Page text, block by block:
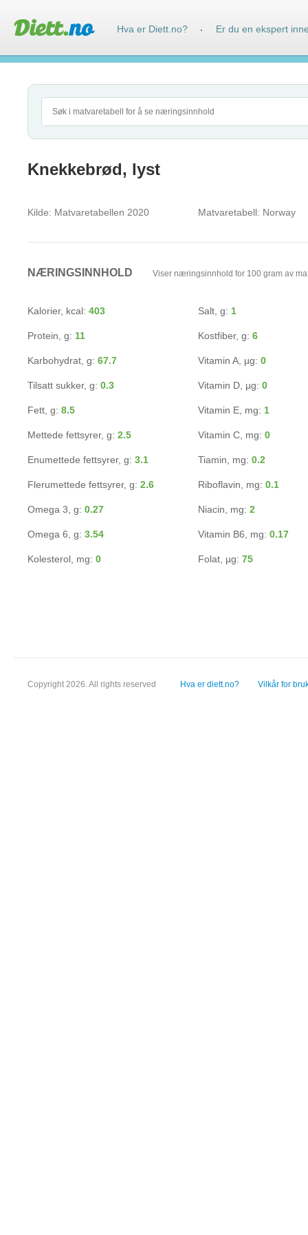
Knekkebrød, lyst
Kilde: Matvaretabellen 2020 Matvaretabell: Norway
NÆRINGSINNHOLD Viser næringsinnhold for 100 gram av
Kalorier, kcal: 403
Protein, g: 11
Karbohydrat, g: 67.7
Tilsatt sukker, g: 0.3
Fett, g: 8.5
Mettede fettsyrer, g: 2.5
Enumettede fettsyrer, g: 3.1
Flerumettede fettsyrer, g: 2.6
Omega 3, g: 0.27
Omega 6, g: 3.54
Kolesterol, mg: 0
Salt, g: 1
Kostfiber, g: 6
Vitamin A, µg: 0
Vitamin D, µg: 0
Vitamin E, mg: 1
Vitamin C, mg: 0
Tiamin, mg: 0.2
Riboflavin, mg: 0.1
Niacin, mg: 2
Vitamin B6, mg: 0.17
Folat, µg: 75
Copyright 2026. All rights reserved Hva er diett.no? Vilkår for
Hva er Diett.no? · Er du en ekspert